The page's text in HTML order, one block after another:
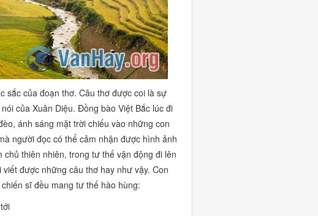
sắc của đoạn thơ. Câu thơ được coi là sự
của Xuân Diệu. Đồng bào Việt Bắc lúc đi
ánh sáng mặt trời chiếu vào những con
người đọc có thể cảm nhận được hình ảnh
thiên nhiên, trong tư thế vận động đi lên
được những câu thơ hay như vậy. Con
sĩ đều mang tư thế hào hùng: